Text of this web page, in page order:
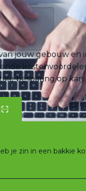
jouw gebouw en
besparing op
je zin in een bakkie